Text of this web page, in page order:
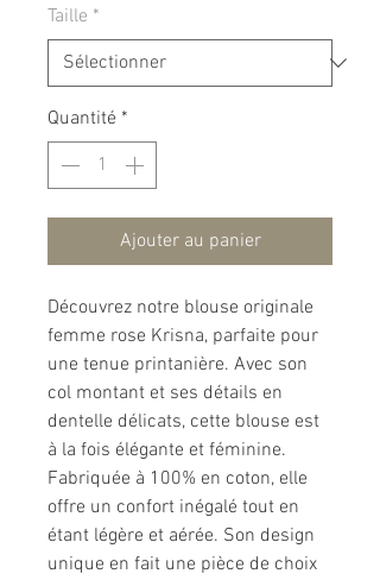
Taille *
Quantité *
Ajouter au panier
Découvrez notre blouse originale
femme rose Krisna, parfaite pour
une tenue printanière. Avec son
col montant et ses détails en
dentelle délicats, cette blouse est
à la fois élégante et féminine.
Fabriquée à 100% en coton, elle
offre un confort inégalé tout en
étant légère et aérée. Son design
unique en fait une pièce de choix